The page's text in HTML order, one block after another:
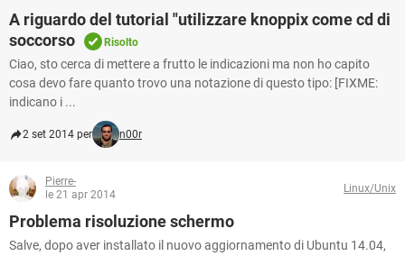
A riguardo del tutorial "utilizzare knoppix come cd di
soccorso
Risolto
Ciao, sto cerca di mettere a frutto le indicazioni ma non ho capito
cosa devo fare quanto trovo una notazione di questo tipo: [FIXME:
indicano i ...
2 set 2014 per n00r
Pierre-
le 21 apr 2014
Linux/Unix
Problema risoluzione schermo
Salve, dopo aver installato il nuovo aggiornamento di Ubuntu 14.04,